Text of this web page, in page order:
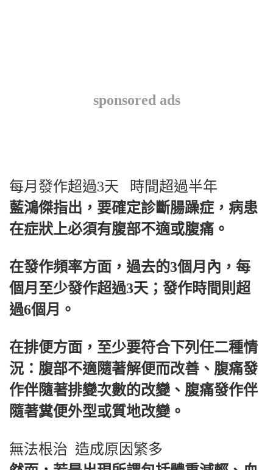
sponsored ads
每月發作超過3天 時間超過半年
藍鴻傑指出，要確定診斷腸躁症，病患
在症狀上必須有腹部不適或腹痛。
在發作頻率方面，過去的3個月內，每
個月至少發作超過3天；發作時間則超
過6個月。
在排便方面，至少要符合下列任二種情
況：腹部不適隨著解便而改善、腹痛發
作伴隨著排變次數的改變、腹痛發作伴
隨著糞便外型或質地改變。
無法根治 造成原因繁多